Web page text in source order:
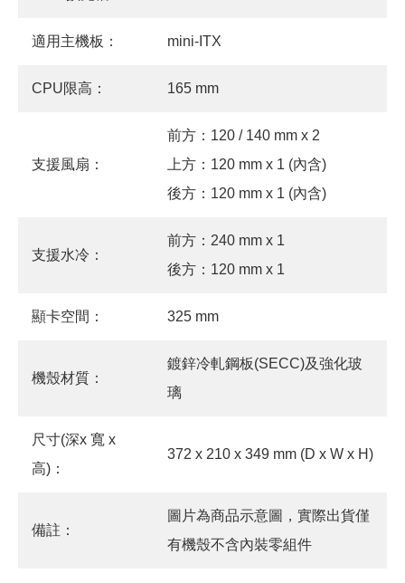
適用主機板： mini-ITX
CPU限高： 165 mm
支援風扇：
前方：120 / 140 mm x 2
上方：120 mm x 1 (內含)
後方：120 mm x 1 (內含)
支援水冷：
前方：240 mm x 1
後方：120 mm x 1
顯卡空間： 325 mm
機殼材質：
鍍鋅冷軋鋼板(SECC)及強化玻
璃
尺寸(深x 寬 x
高)：
372 x 210 x 349 mm (D x W x H)
備註：
圖片為商品示意圖，實際出貨僅
有機殼不含內裝零組件